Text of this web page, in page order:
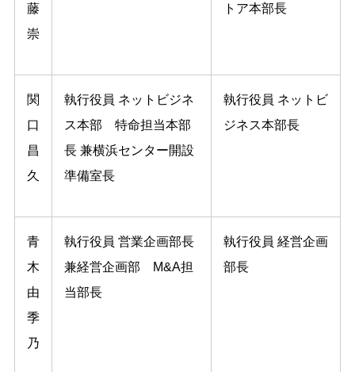
藤
崇
トア本部⻑
関
口
昌
久
執⾏役員 ネットビジネ
ス本部 特命担当本部
⻑ 兼横浜センター開設
準備室⻑
執⾏役員 ネットビ
ジネス本部⻑
⻘
木
由
季
乃
執⾏役員 営業企画部⻑
兼経営企画部 M&A担
当部⻑
執⾏役員 経営企画
部⻑